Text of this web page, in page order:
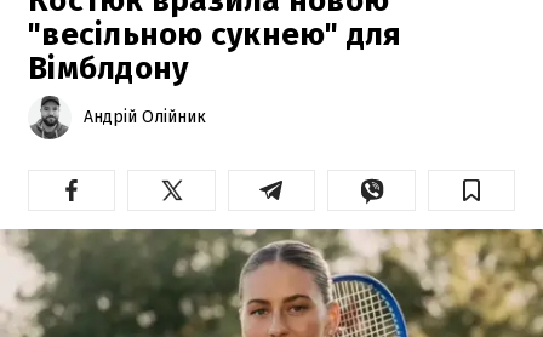
"весільною сукнею" для
Вімблдону
Андрій Олійник